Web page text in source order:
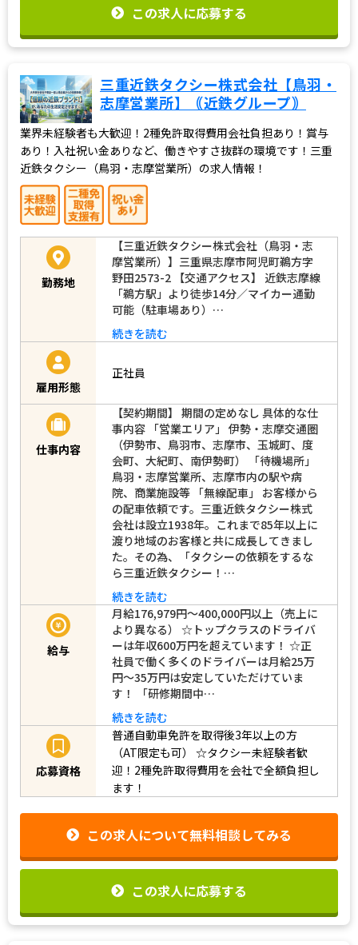
この求人に応募する
三重近鉄タクシー株式会社【鳥羽・
志摩営業所】｟近鉄グループ｠
業界未経験者も大歓迎！2種免許取得費用会社負担あり！賞与
あり！入社祝い金ありなど、働きやすさ抜群の環境です！三重
近鉄タクシー（鳥羽・志摩営業所）の求人情報！
勤務地
【三重近鉄タクシー株式会社（鳥羽・志
摩営業所）】三重県志摩市阿児町鵜方字
野田2573-2 【交通アクセス】 近鉄志摩線
「鵜方駅」より徒歩14分／マイカー通勤
可能（駐車場あり）…
続きを読む
雇用形態
正社員
仕事内容
【契約期間】 期間の定めなし 具体的な仕
事内容 「営業エリア」 伊勢・志摩交通圏
（伊勢市、鳥羽市、志摩市、玉城町、度
会町、大紀町、南伊勢町） 「待機場所」
鳥羽・志摩営業所、志摩市内の駅や病
院、商業施設等 「無線配車」 お客様から
の配車依頼です。三重近鉄タクシー株式
会社は設立1938年。これまで85年以上に
渡り地域のお客様と共に成長してきまし
た。その為、「タクシーの依頼をするな
ら三重近鉄タクシー！…
続きを読む
給与
月給176,979円～400,000円以上（売上に
より異なる） ☆トップクラスのドライバ
ーは年収600万円を超えています！ ☆正
社員で働く多くのドライバーは月給25万
円～35万円は安定していただけていま
す！ 「研修期間中…
続きを読む
応募資格
普通自動車免許を取得後3年以上の方
（AT限定も可）
☆タクシー未経験者歓
迎！2種免許取得費用を会社で全額負担し
ます！
この求人について無料相談してみる
この求人に応募する